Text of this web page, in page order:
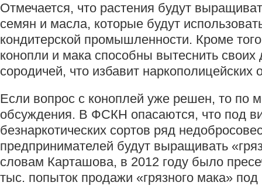
Отмечается, что растения будут
семян и масла, которые будут
кондитерской промышленности. Кроме
конопли и мака способны вытеснить своих
сородичей, что избавит наркополицейских
Если вопрос с коноплей уже решен, то по
обсуждения. В ФСКН опасаются, что под
безнаркотических сортов ряд
предпринимателей будут выращивать
словам Карташова, в 2012 году было
тыс. попыток продажи «грязного мака»